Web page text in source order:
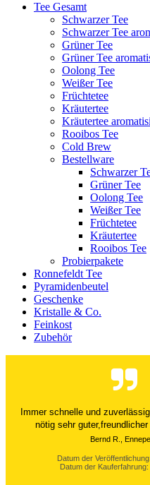
Tee Gesamt
Schwarzer Tee
Schwarzer Tee
Grüner Tee
Grüner Tee
Oolong Tee
Weißer Tee
Früchtetee
Kräutertee
Kräutertee
Rooibos Tee
Cold Brew
Bestellware
Schwarzer
Grüner Tee
Oolong Tee
Weißer Tee
Früchtetee
Kräutertee
Rooibos Tee
Probierpakete
Ronnefeldt Tee
Pyramidenbeutel
Geschenke
Kristalle & Co.
Feinkost
Zubehör
Der Versand ist immer
abgewickelt. Grossartig.
Alubeutel.
Datum der
Datum der